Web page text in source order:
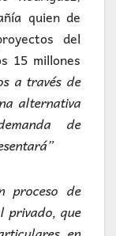
quien de
del
15 millones
a través de
alternativa
de
proceso de
privado, que